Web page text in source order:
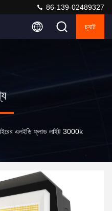
86-139-02489327
চ্যাট
এলইডি ফ্লাড লাইট 3000k